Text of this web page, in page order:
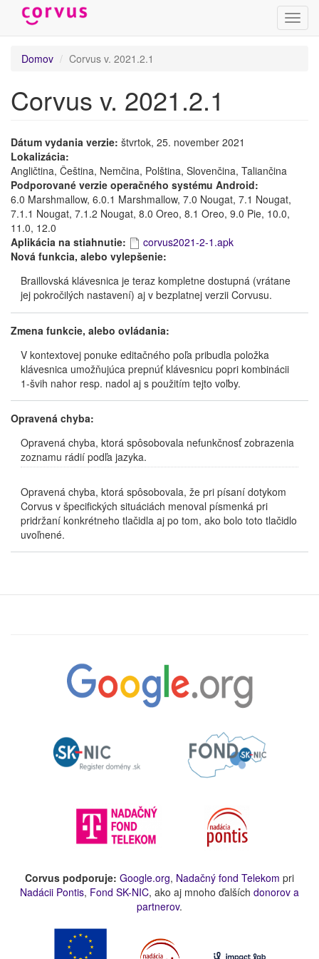
Skočiť
obsah
Domov
Corvus v. 2021.2.1
Corvus v. 2021.2.1
Dátum vydania verzie: štvrtok, 25. november 2021
Lokalizácia:
Angličtina, Čeština, Nemčina, Polština, Slovenčina, Taliančina
Podporované verzie operačného systému Android:
6.0 Marshmallow, 6.0.1 Marshmallow, 7.0 Nougat, 7.1 Nougat,
7.1.1 Nougat, 7.1.2 Nougat, 8.0 Oreo, 8.1 Oreo, 9.0 Pie, 10.0,
11.0, 12.0
Aplikácia na stiahnutie:
corvus2021-2-1.apk
Nová funkcia, alebo vylepšenie:
Braillovská klávesnica je teraz kompletne dostupná (vrátane
jej pokročilých nastavení) aj v bezplatnej verzii Corvusu.
Zmena funkcie, alebo ovládania:
V kontextovej ponuke editačného poľa pribudla položka
klávesnica umožňujúca prepnúť klávesnicu popri kombinácii
1-švih nahor resp. nadol aj s použitím tejto voľby.
Opravená chyba:
Opravená chyba, ktorá spôsobovala nefunkčnosť zobrazenia
zoznamu rádií podľa jazyka.
Opravená chyba, ktorá spôsobovala, že pri písaní dotykom
Corvus v špecifických situáciách menoval písmenká pri
pridržaní konkrétneho tlačidla aj po tom, ako bolo toto tlačidlo
uvoľnené.
Corvus podporuje: Google.org, Nadačný fond Telekom pri
Nadácii Pontis, Fond SK-NIC, ako aj mnoho ďalších donorov a
partnerov.